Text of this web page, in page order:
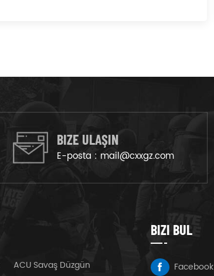
BIZE ULAŞIN
E-posta : mail@cxxgz.com
ACU Savaş Düzgün
BIZI BUL
Facebook